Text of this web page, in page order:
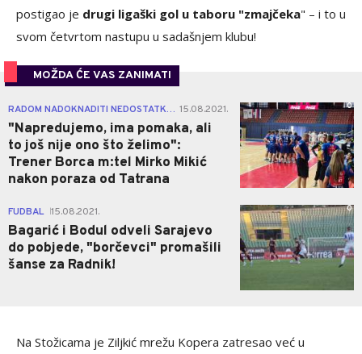
postigao je drugi ligaški gol u taboru "zmajčeka" – i to u
svom četvrtom nastupu u sadašnjem klubu!
MOŽDA ĆE VAS ZANIMATI
RADOM NADOKNADITI NEDOSTATKE 15.08.2021.
"Napredujemo, ima pomaka, ali
to još nije ono što želimo":
Trener Borca m:tel Mirko Mikić
nakon poraza od Tatrana
0
FUDBAL 15.08.2021.
Bagarić i Bodul odveli Sarajevo
do pobjede, "borčevci" promašili
šanse za Radnik!
0
Na Stožicama je Ziljkić mrežu Kopera zatresao već u